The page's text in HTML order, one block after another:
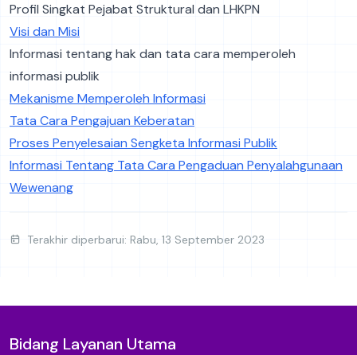
Profil Singkat Pejabat Struktural dan LHKPN
Visi dan Misi
Informasi tentang hak dan tata cara memperoleh
informasi publik
Mekanisme Memperoleh Informasi
Tata Cara Pengajuan Keberatan
Proses Penyelesaian Sengketa Informasi Publik
Informasi Tentang Tata Cara Pengaduan Penyalahgunaan
Wewenang
Terakhir diperbarui: Rabu, 13 September 2023
Bidang Layanan Utama